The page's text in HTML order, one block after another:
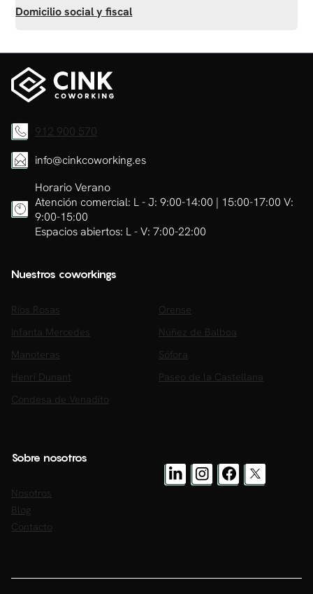
Domicilio social y fiscal
912 900 570
info@cinkcoworking.es
Horario Verano
Atención comercial: L - J: 9:00-14:00 | 15:00-17:00 V:
9:00-15:00
Espacios abiertos: L - V: 7:00-22:00
Nuestros coworkings
Ríos Rosas
Orense
Infanta Mercedes
Núñez de Balboa
Manoteras
Sófora
Henri Dunant
Paseo de la Castellana
Condesa de Venadito
Sobre nosotros
Nosotros
Blog
Contacto